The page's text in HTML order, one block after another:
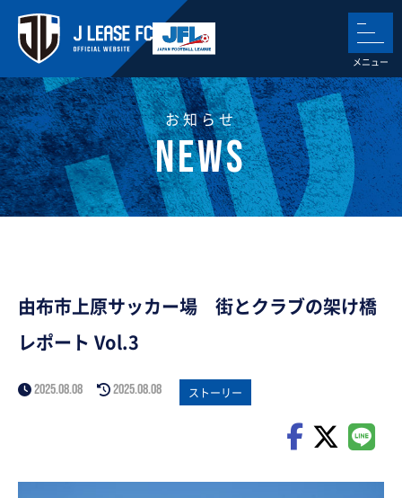
お知らせ
由布市上原サッカー場 街とクラブの架け橋
レポート Vol.3
2025.08.08 2025.08.08 ストーリー